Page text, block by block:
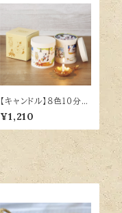
【キャンドル】８色１０分ロ
ーソク にゃん吉ドーナ
ツ缶入
¥1,210